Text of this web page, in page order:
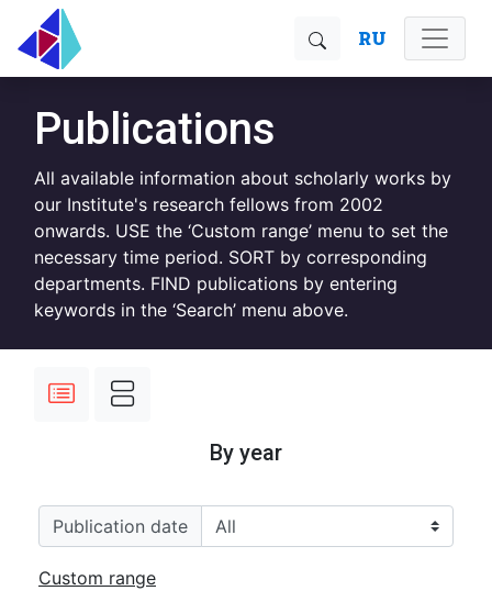
RU
Publications
All available information about scholarly works by
our Institute's research fellows from 2002
onwards. USE the ‘Custom range’ menu to set the
necessary time period. SORT by corresponding
departments. FIND publications by entering
keywords in the ‘Search’ menu above.
By year
Publication date
Custom range